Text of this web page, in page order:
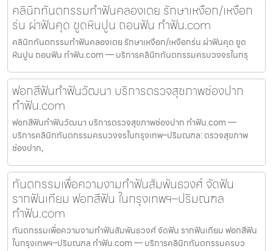
คลินิกทันตกรรมทำฟันคลองเตย รักษาเหงือก/เหงือก
ร่น ผ่าฟันคุด ขูดหินปูน ถอนฟัน ทำฟัน.com
คลินิกทันตกรรมทำฟันคลองเตย รักษาเหงือก/เหงือกร่น ผ่าฟันคุด ขูด
หินปูน ถอนฟัน ทำฟัน.com — บริการคลินิกทันตกรรมครบวงจรในกรุ
ฟอกสีฟันทำฟันวัฒนา บริการตรวจสุขภาพช่องปาก
ทำฟัน.com
ฟอกสีฟันทำฟันวัฒนา บริการตรวจสุขภาพช่องปาก ทำฟัน.com —
บริการคลินิกทันตกรรมครบวงจรในกรุงเทพ–ปริมณฑล: ตรวจสุขภาพ
ช่องปาก,
ทันตกรรมเพื่อความงามทำฟันสัมพันธวงศ์ จัดฟัน
รากฟันเทียม ฟอกสีฟัน ในกรุงเทพฯ–ปริมณฑล
ทำฟัน.com
ทันตกรรมเพื่อความงามทำฟันสัมพันธวงศ์ จัดฟัน รากฟันเทียม ฟอกสีฟัน
ในกรุงเทพฯ–ปริมณฑล ทำฟัน.com — บริการคลินิกทันตกรรมครบว